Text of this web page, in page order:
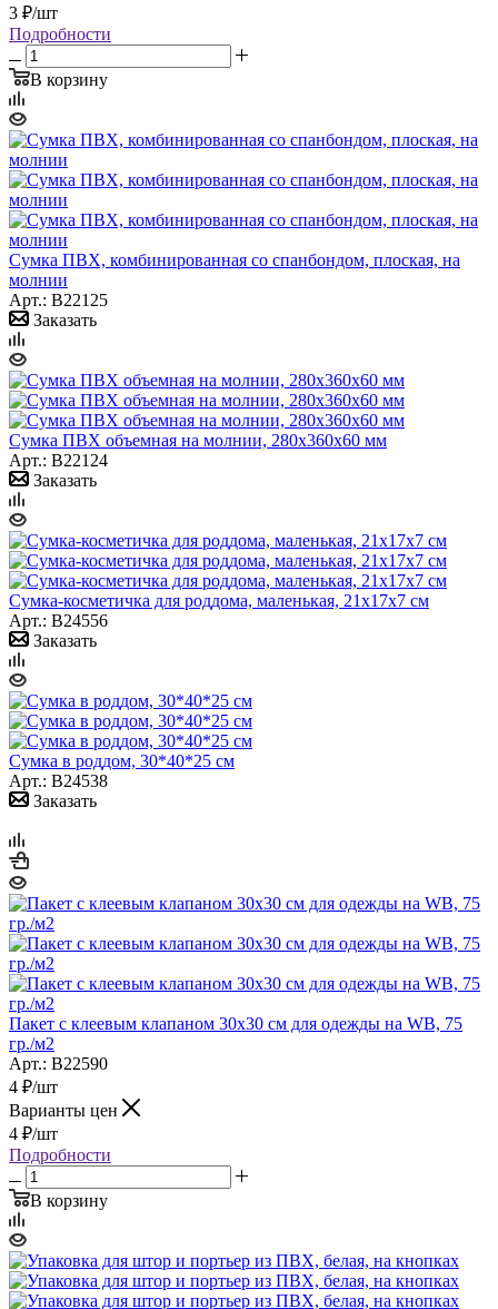
3 ₽/шт
Подробности
В корзину
Сумка ПВХ, комбинированная со спанбондом, плоская, на
молнии
Арт.: B22125
Заказать
Сумка ПВХ объемная на молнии, 280х360х60 мм
Арт.: B22124
Заказать
Сумка-косметичка для роддома, маленькая, 21х17х7 см
Арт.: B24556
Заказать
Сумка в роддом, 30*40*25 см
Арт.: B24538
Заказать
Пакет с клеевым клапаном 30х30 см для одежды на WB, 75
гр./м2
Арт.: B22590
4 ₽/шт
Варианты цен
4 ₽/шт
Подробности
В корзину